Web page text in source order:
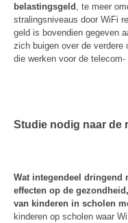
belastingsgeld , te meer
stralingsniveaus door WiFi
geld is bovendien gegeven
zich buigen over de verdere
die werken voor de
Studie nodig naar de
Wat integendeel dringend
effecten op de
van kinderen in scholen
kinderen op scholen waar